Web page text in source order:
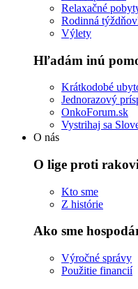
Relaxačné
Rodinná
Výlety
Hľadám inú
Krátkodobé
Jednorazový
OnkoForum.sk
Vystrihaj sa
O nás
O lige proti
Kto sme
Z histórie
Ako sme
Výročné správy
Použitie financií